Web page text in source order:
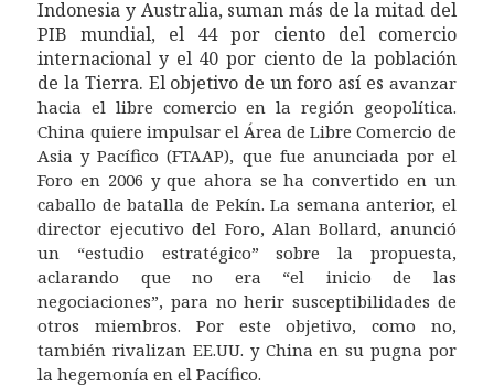
Indonesiay Australia, suman más de la mitad del
PIBmundial, el 44 por ciento del comercio
internacional y el 40 por ciento de la población
dela Tierra. El objetivo de un foro así es avanzar
hacia el libre comercio en la región geopolítica.
China quiere impulsar el Área de Libre Comercio de
Asia y Pacífico (FTAAP), que fue anunciada por el
Foro en 2006 y que ahora se ha convertido en un
caballo de batalla de Pekín. La semana anterior, el
director ejecutivo del Foro, Alan Bollard, anunció
un “estudio estratégico” sobre la propuesta,
aclarando que no era “el inicio de las
negociaciones”, para no herir susceptibilidades de
otros miembros. Por este objetivo, como no,
también rivalizan EE.UU. y China en su pugna por
la hegemonía en el Pacífico.